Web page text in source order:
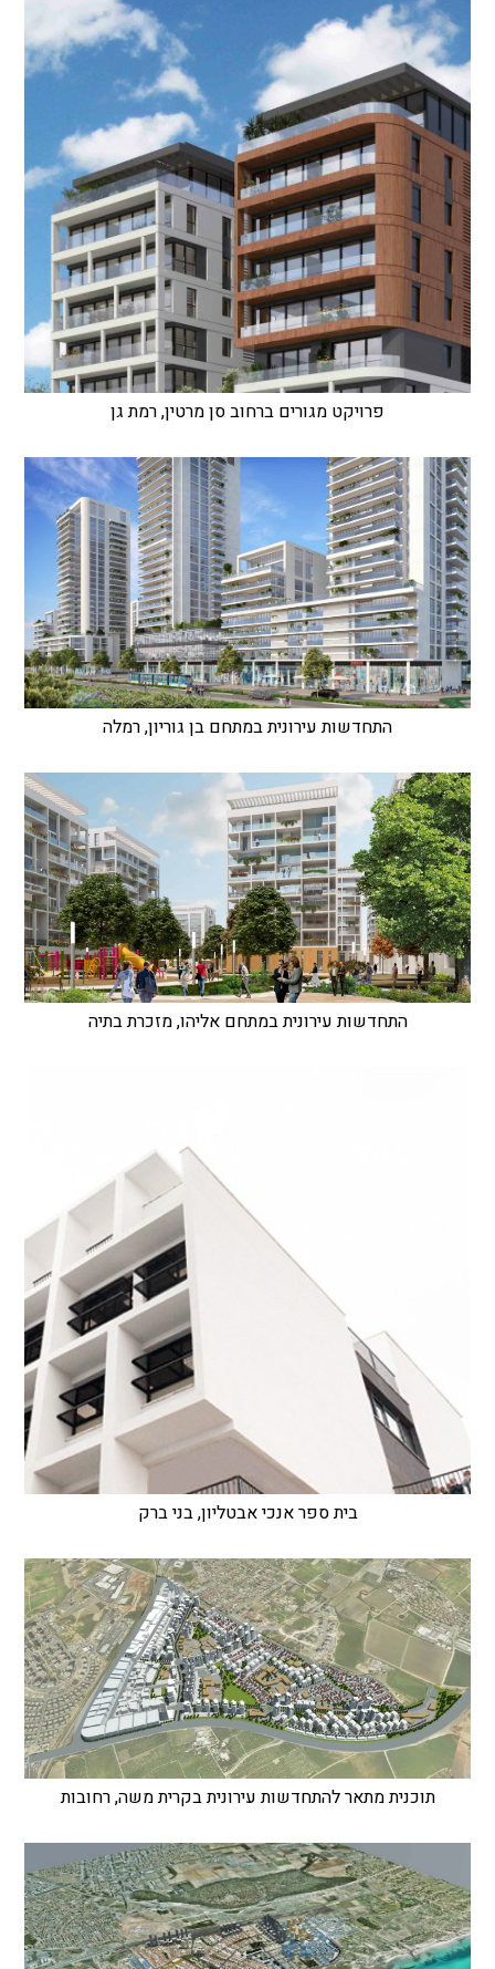
פרויקט מגורים ברחוב סן מרטין, רמת גן
התחדשות עירונית במתחם בן גוריון, רמלה
התחדשות עירונית במתחם אליהו, מזכרת בתיה
בית ספר אנכי אבטליון, בני ברק
תוכנית מתאר להתחדשות עירונית בקרית משה, רחובות